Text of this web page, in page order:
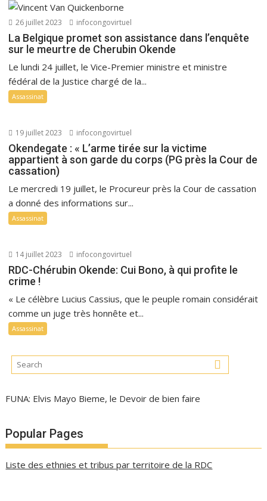
26 juillet 2023 infocongovirtuel
La Belgique promet son assistance dans l’enquête
sur le meurtre de Cherubin Okende
Le lundi 24 juillet, le Vice-Premier ministre et ministre
fédéral de la Justice chargé de la...
Assassinat
19 juillet 2023 infocongovirtuel
Okendegate : « L’arme tirée sur la victime
appartient à son garde du corps (PG près la Cour de
cassation)
Le mercredi 19 juillet, le Procureur près la Cour de cassation
a donné des informations sur...
Assassinat
14 juillet 2023 infocongovirtuel
RDC-Chérubin Okende: Cui Bono, à qui profite le
crime !
« Le célèbre Lucius Cassius, que le peuple romain considérait
comme un juge très honnête et...
Assassinat
FUNA: Elvis Mayo Bieme, le Devoir de bien faire
Popular Pages
Liste des ethnies et tribus par territoire de la RDC